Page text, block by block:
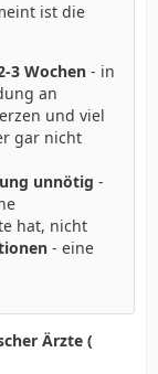
ist die
3 Wochen - in
an
und viel
gar nicht
unnötig -
hat, nicht
- eine
Ärzte (